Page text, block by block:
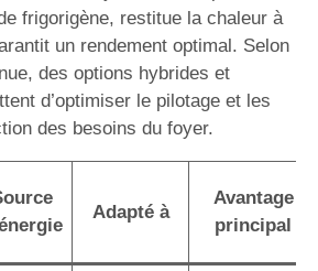
frigorigène, restitue la chaleur à
un rendement optimal. Selon
des options hybrides et
d’optimiser le pilotage et les
des besoins du foyer.
Adapté à
Avantage
principal